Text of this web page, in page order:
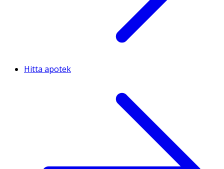
Hitta apotek